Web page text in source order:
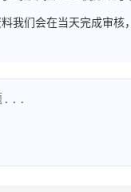
我们会在当天完成审